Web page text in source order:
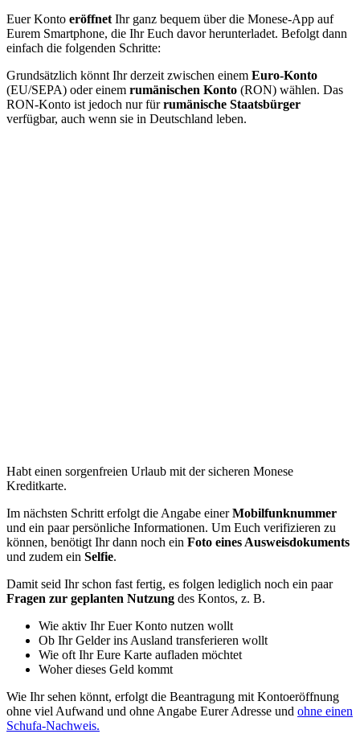
Euer Konto eröffnet Ihr ganz bequem über die Monese-App auf
Eurem Smartphone, die Ihr Euch davor herunterladet. Befolgt dann
einfach die folgenden Schritte:
Grundsätzlich könnt Ihr derzeit zwischen einem Euro-Konto
(EU/SEPA) oder einem rumänischen Konto (RON) wählen. Das
RON-Konto ist jedoch nur fürrumänische Staatsbürger
verfügbar, auch wenn sie in Deutschland leben.
Habt einen sorgenfreien Urlaub mit der sicheren Monese
Kreditkarte.
Im nächsten Schritt erfolgt die Angabe einerMobilfunknummer
und ein paar persönliche Informationen. Um Euch verifizieren zu
können, benötigt Ihr dann noch ein Foto eines Ausweisdokuments
und zudem ein Selfie.
Damit seid Ihr schon fast fertig, es folgen lediglich noch ein paar
Fragen zur geplanten Nutzung des Kontos, z. B.
Wie aktiv Ihr Euer Konto nutzen wollt
Ob Ihr Gelder ins Ausland transferieren wollt
Wie oft Ihr Eure Karte aufladen möchtet
Woher dieses Geld kommt
Wie Ihr sehen könnt, erfolgt die Beantragung mit Kontoeröffnung
ohne viel Aufwand und ohne Angabe Eurer Adresse und ohne einen
Schufa-Nachweis.